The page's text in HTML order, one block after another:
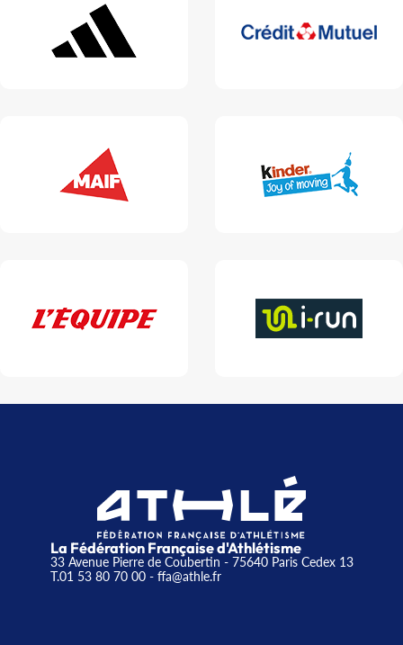
La Fédération Française d'Athlétisme
33 Avenue Pierre de Coubertin - 75640 Paris Cedex 13
T.01 53 80 70 00- ffa@athle.fr